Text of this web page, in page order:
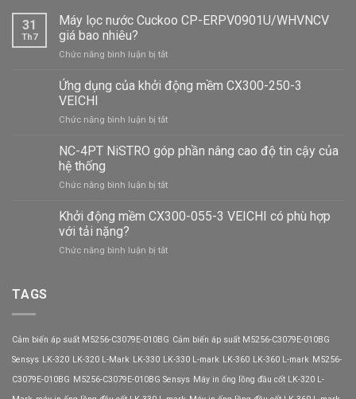
31
Th7
Máy lọc nước Cuckoo CP-ERPV0901U/WHVNCV
giá bao nhiêu?
Chức năng bình luận bị tắtở
lọc
nước
CP-
giá
Ứng dụng của khởi động mềm CX300-250-3
VEICHI
Chức năng bình luận bị tắtở
dụng
của
động
CX300-
VEICHI
NC-4PT NiSTRO góp phần nâng cao độ tin cậy của
hệ thống
Chức năng bình luận bị tắtở
4PT
phần
của
thống
Khởi động mềm CX300-055-3 VEICHI có phù hợp
với tải nặng?
Chức năng bình luận bị tắtở
VEICHI
có
hợp
TAGS
Cảm biến áp suất M5256-C3079E-010BG Cảm biến áp suất M5256-C3079E-010BG
Sensys LK-320 LK-320 L-Mark LK-330 LK-330 L-mark LK-360 LK-360 L-mark M5256-
C3079E-010BG M5256-C3079E-010BG Sensys Máy in ống lồng đầu cốt LK-320 L-